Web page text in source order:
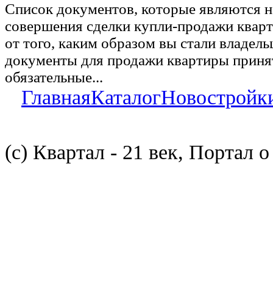
Список документов, которые являются
совершения сделки купли-продажи
от того, каким образом вы стали
документы для продажи квартиры
обязательные...
ГлавнаяКаталог
(с) Квартал - 21 век, Портал